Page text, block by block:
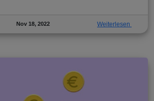
Nov 18, 2022 Weiterlesen